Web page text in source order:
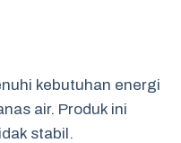
kebutuhan energi
air. Produk ini
stabil.